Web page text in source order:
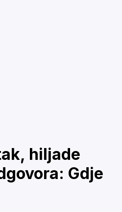
hiljade
Gdje